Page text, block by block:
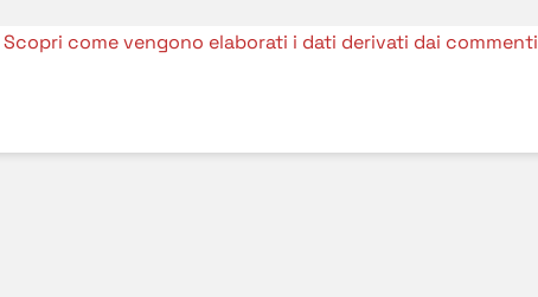
Scopri come vengono elaborati i dati derivati dai commenti